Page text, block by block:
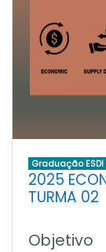
Graduação ESDI
2025
TURMA 02
Objetivo